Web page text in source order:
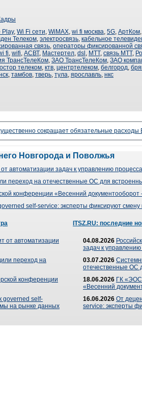
Play, Wi Fi сети, WiMAX, wi fi москва, 5G, АртКом,
Телеком, электросвязь, кабельное
связь, операторы фиксированной
fi, wifi, АСВТ, Мастертел, dsl , МТТ, связь МТТ,
ТрансТелеКом, ЗАО ТрансТелеКом, ЗАО
телеком, ктв, центртелеком, белгород,
, тамбов, тверь, тула, ярославль, нкс
сокращает обязательные расходы
Новгорода и Поволжья
автоматизации задач к управлению
переход на отечественные ОС для
конференции «Весенний документооборот
self-service: эксперты фиксируют
от автоматизации
переход на
конференции
governed self-
на рынке данных
ITSZ.RU: последние
04.08.2026
задач к
03.07.2026
отечественные ОС
18.06.2026 ГК
«Весенний
16.06.2026 От
service: эксперты